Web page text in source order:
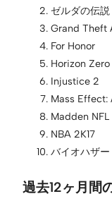
ゼルダの伝
Grand Theft
For Honor
Horizon
Injustice 2
Mass Effect:
Madden NFL
NBA 2K17
バイオハザ
過去12ヶ月間